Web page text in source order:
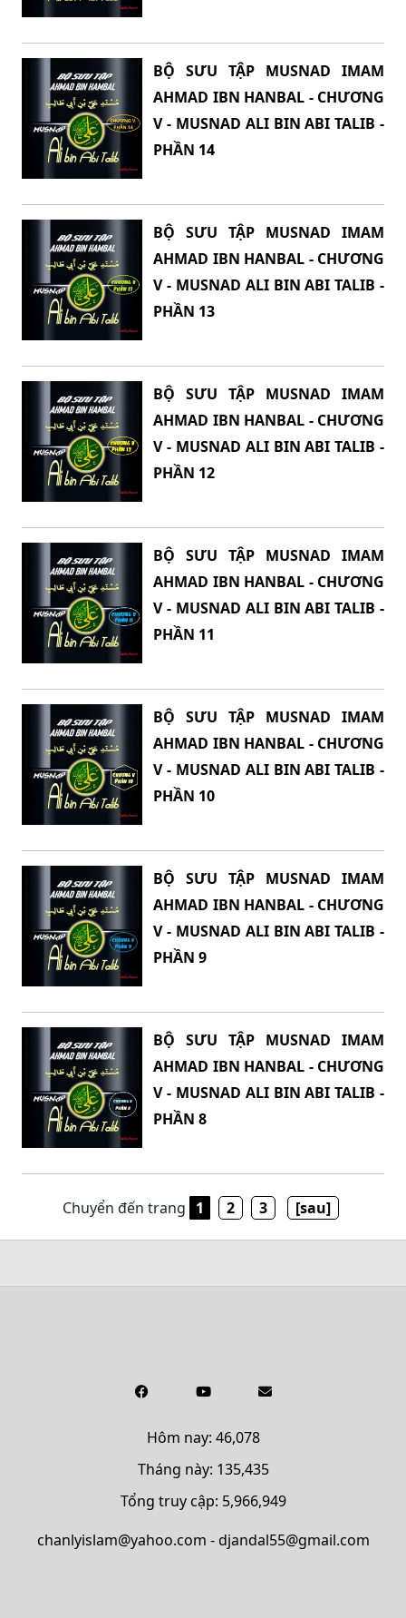
BỘ SƯU TẬP MUSNAD IMAM
AHMAD IBN HANBAL - CHƯƠNG
V - MUSNAD ALI BIN ABI TALIB -
PHẦN 14
BỘ SƯU TẬP MUSNAD IMAM
AHMAD IBN HANBAL - CHƯƠNG
V - MUSNAD ALI BIN ABI TALIB -
PHẦN 13
BỘ SƯU TẬP MUSNAD IMAM
AHMAD IBN HANBAL - CHƯƠNG
V - MUSNAD ALI BIN ABI TALIB -
PHẦN 12
BỘ SƯU TẬP MUSNAD IMAM
AHMAD IBN HANBAL - CHƯƠNG
V - MUSNAD ALI BIN ABI TALIB -
PHẦN 11
BỘ SƯU TẬP MUSNAD IMAM
AHMAD IBN HANBAL - CHƯƠNG
V - MUSNAD ALI BIN ABI TALIB -
PHẦN 10
BỘ SƯU TẬP MUSNAD IMAM
AHMAD IBN HANBAL - CHƯƠNG
V - MUSNAD ALI BIN ABI TALIB -
PHẦN 9
BỘ SƯU TẬP MUSNAD IMAM
AHMAD IBN HANBAL - CHƯƠNG
V - MUSNAD ALI BIN ABI TALIB -
PHẦN 8
Chuyển đến trang 1 2 3 [sau]
Hôm nay: 46,078
Tháng này: 135,435
Tổng truy cập: 5,966,949
chanlyislam@yahoo.com - djandal55@gmail.com